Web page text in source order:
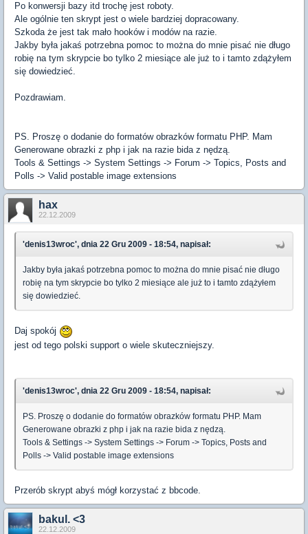
Po konwersji bazy itd trochę jest roboty.
Ale ogólnie ten skrypt jest o wiele bardziej dopracowany.
Szkoda że jest tak mało hooków i modów na razie.
Jakby była jakaś potrzebna pomoc to można do mnie pisać nie długo
robię na tym skrypcie bo tylko 2 miesiące ale już to i tamto zdążyłem
się dowiedzieć.
Pozdrawiam.
PS. Proszę o dodanie do formatów obrazków formatu PHP. Mam
Generowane obrazki z php i jak na razie bida z nędzą.
Tools & Settings -> System Settings -> Forum -> Topics, Posts and
Polls -> Valid postable image extensions
hax
22.12.2009
'denis13wroc', dnia 22 Gru 2009 - 18:54, napisał:
Jakby była jakaś potrzebna pomoc to można do mnie pisać nie długo
robię na tym skrypcie bo tylko 2 miesiące ale już to i tamto zdążyłem
się dowiedzieć.
Daj spokój
jest od tego polski support o wiele skuteczniejszy.
'denis13wroc', dnia 22 Gru 2009 - 18:54, napisał:
PS. Proszę o dodanie do formatów obrazków formatu PHP. Mam
Generowane obrazki z php i jak na razie bida z nędzą.
Tools & Settings -> System Settings -> Forum -> Topics, Posts and
Polls -> Valid postable image extensions
Przerób skrypt abyś mógł korzystać z bbcode.
bakul. <3
22.12.2009